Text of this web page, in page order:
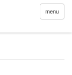
menu